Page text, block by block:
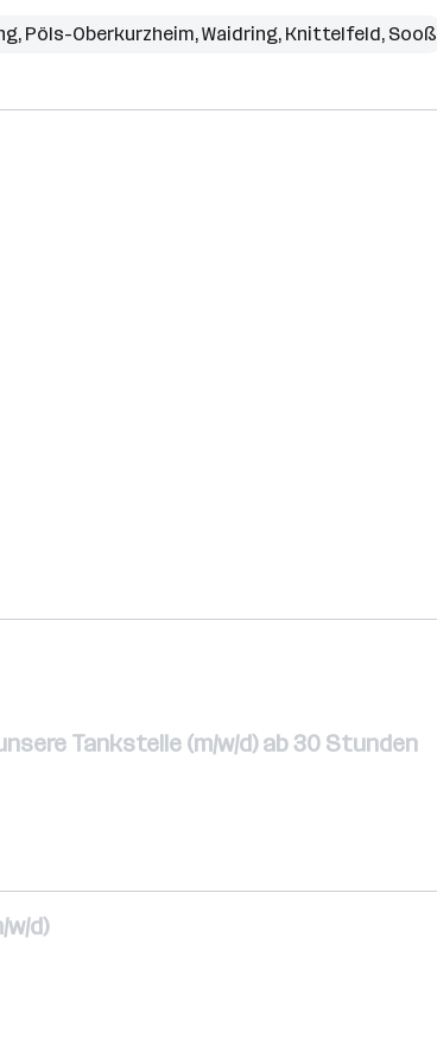
, Pöls-Oberkurzheim,Waidring, Knittelfeld, Sooß
Tankstelle (m/w/d) ab 30 Stunden
d)